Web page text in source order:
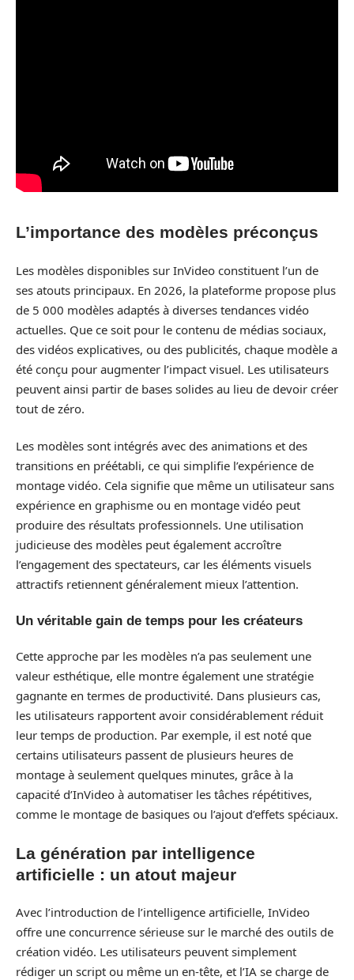
L’importance des modèles préconçus
Les modèles disponibles sur InVideo constituent l’un de
ses atouts principaux. En 2026, la plateforme propose plus
de 5 000 modèles adaptés à diverses tendances vidéo
actuelles. Que ce soit pour le contenu de médias sociaux,
des vidéos explicatives, ou des publicités, chaque modèle a
été conçu pour augmenter l’impact visuel. Les utilisateurs
peuvent ainsi partir de bases solides au lieu de devoir créer
tout de zéro.
Les modèles sont intégrés avec des animations et des
transitions en préétabli, ce qui simplifie l’expérience de
montage vidéo. Cela signifie que même un utilisateur sans
expérience en graphisme ou en montage vidéo peut
produire des résultats professionnels. Une utilisation
judicieuse des modèles peut également accroître
l’engagement des spectateurs, car les éléments visuels
attractifs retiennent généralement mieux l’attention.
Un véritable gain de temps pour les créateurs
Cette approche par les modèles n’a pas seulement une
valeur esthétique, elle montre également une stratégie
gagnante en termes de productivité. Dans plusieurs cas,
les utilisateurs rapportent avoir considérablement réduit
leur temps de production. Par exemple, il est noté que
certains utilisateurs passent de plusieurs heures de
montage à seulement quelques minutes, grâce à la
capacité d’InVideo à automatiser les tâches répétitives,
comme le montage de basiques ou l’ajout d’effets spéciaux.
La génération par intelligence
artificielle : un atout majeur
Avec l’introduction de l’intelligence artificielle, InVideo
offre une concurrence sérieuse sur le marché des outils de
création vidéo. Les utilisateurs peuvent simplement
rédiger un script ou même un en-tête, et l’IA se charge de